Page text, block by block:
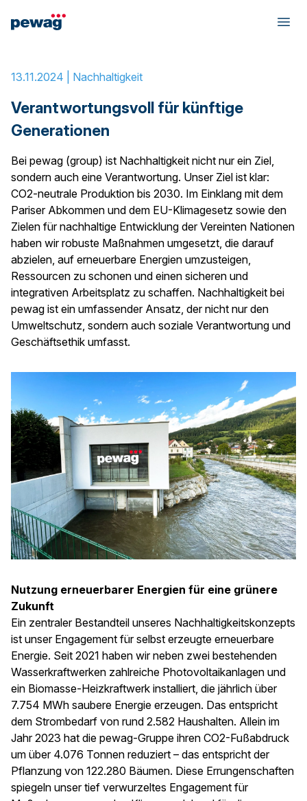
13.11.2024 | Nachhaltigkeit
Verantwortungsvoll für künftige
Generationen
Bei pewag (group) ist Nachhaltigkeit nicht nur ein Ziel,
sondern auch eine Verantwortung. Unser Ziel ist klar:
CO2-neutrale Produktion bis 2030. Im Einklang mit dem
Pariser Abkommen und dem EU-Klimagesetz sowie den
Zielen für nachhaltige Entwicklung der Vereinten Nationen
haben wir robuste Maßnahmen umgesetzt, die darauf
abzielen, auf erneuerbare Energien umzusteigen,
Ressourcen zu schonen und einen sicheren und
integrativen Arbeitsplatz zu schaffen. Nachhaltigkeit bei
pewag ist ein umfassender Ansatz, der nicht nur den
Umweltschutz, sondern auch soziale Verantwortung und
Geschäftsethik umfasst.
Nutzung erneuerbarer Energien für eine grünere
Zukunft
Ein zentraler Bestandteil unseres Nachhaltigkeitskonzepts
ist unser Engagement für selbst erzeugte erneuerbare
Energie. Seit 2021 haben wir neben zwei bestehenden
Wasserkraftwerken zahlreiche Photovoltaikanlagen und
ein Biomasse-Heizkraftwerk installiert, die jährlich über
7.754 MWh saubere Energie erzeugen. Das entspricht
dem Strombedarf von rund 2.582 Haushalten. Allein im
Jahr 2023 hat die pewag-Gruppe ihren CO2-Fußabdruck
um über 4.076 Tonnen reduziert – das entspricht der
Pflanzung von 122.280 Bäumen. Diese Errungenschaften
spiegeln unser tief verwurzeltes Engagement für